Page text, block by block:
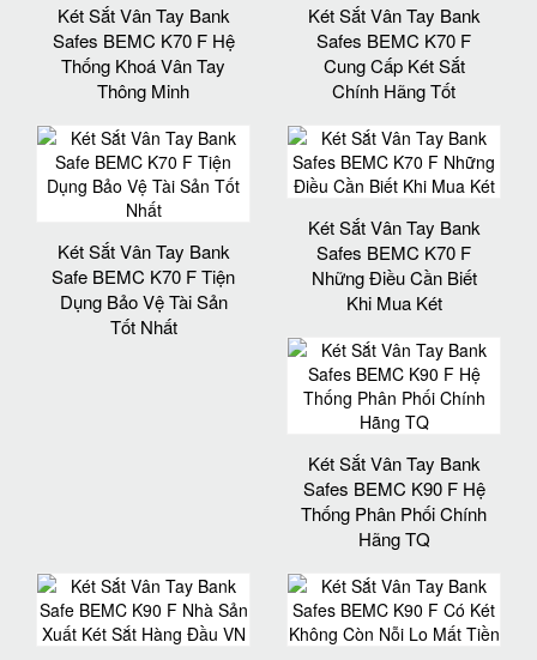
Két Sắt Vân Tay Bank
Safes BEMC K70 F Hệ
Thống Khoá Vân Tay
Thông Minh
Két Sắt Vân Tay Bank
Safes BEMC K70 F
Cung Cấp Két Sắt
Chính Hãng Tốt
Két Sắt Vân Tay Bank
Safe BEMC K70 F Tiện
Dụng Bảo Vệ Tài Sản
Tốt Nhất
Két Sắt Vân Tay Bank
Safes BEMC K70 F
Những Điều Cần Biết
Khi Mua Két
Két Sắt Vân Tay Bank
Safes BEMC K90 F Hệ
Thống Phân Phối Chính
Hãng TQ